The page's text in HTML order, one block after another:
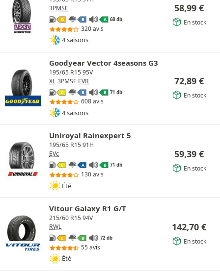
3PMSF
D B A 68 db
320 avis
4 saisons
58,99 €
En stock
Goodyear Vector 4seasons G3
195/65 R15 95V
XL 3PMSF EVR
C B B 71 db
608 avis
4 saisons
72,89 €
En stock
Uniroyal Rainexpert 5
195/65 R15 91H
EVc
C A B 71 db
130 avis
Été
59,39 €
En stock
Vitour Galaxy R1 G/T
215/60 R15 94V
RWL
E B 72 db
55 avis
Été
142,70 €
En stock